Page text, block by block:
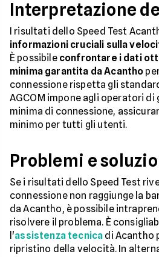
Interpretazione
I risultati dello Speed Test
informazioni cruciali sulla
È possibile confrontare i dati
minima garantita da Acantho
connessione rispetta gli
AGCOM impone agli operatori di
minima di connessione,
minimo per tutti gli utenti.
Problemi e
Se i risultati dello Speed Test
connessione non raggiunge la
da Acantho, è possibile
risolvere il problema. È
l'assistenza tecnica di Acantho
ripristino della velocità. In